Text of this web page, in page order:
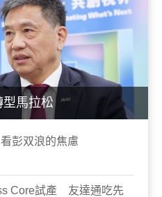
馬拉松
彭双浪的焦慮
Core試產 友達通吃先